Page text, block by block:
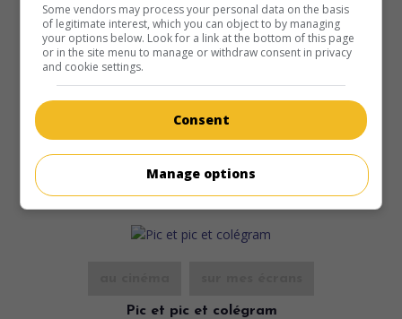
au cinéma sur mes écrans
Sur un arbre perché
Fr. 1971. Comédie
Geraldine Chaplin,Olivier de Funès. Un automobiliste et ses
passagers quittent la route accidentellement pour aller se
Durée:
Pic et pic et colégram
Some vendors may process your personal data on the basis
of legitimate interest, which you can object to by managing
your options below. Look for a link at the bottom of this page
or in the site menu to manage or withdraw consent in privacy
and cookie settings.
Consent
Manage options